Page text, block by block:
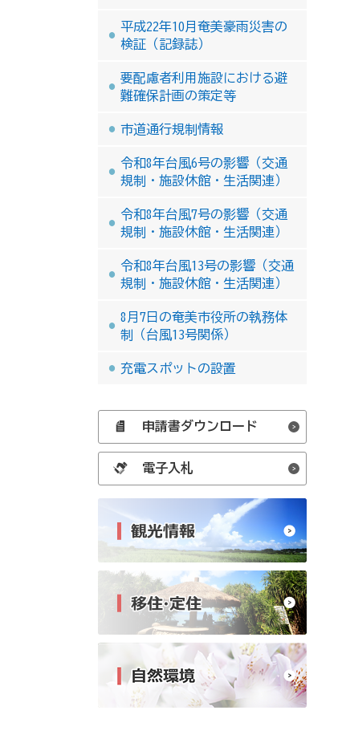
平成22年10月奄美豪雨災害の
検証（記録誌）
要配慮者利用施設における避
難確保計画の策定等
市道通行規制情報
令和8年台風6号の影響（交通
規制・施設休館・生活関連）
令和8年台風7号の影響（交通
規制・施設休館・生活関連）
令和8年台風13号の影響（交通
規制・施設休館・生活関連）
8月7日の奄美市役所の執務体
制（台風13号関係）
充電スポットの設置
申請書ダウンロード
電子入札